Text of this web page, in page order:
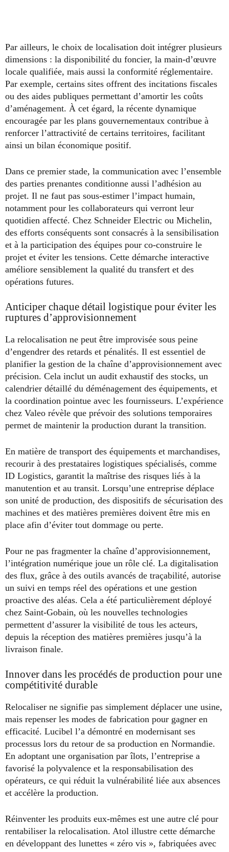
Par ailleurs, le choix de localisation doit intégrer plusieurs
dimensions : la disponibilité du foncier, la main-d’œuvre
locale qualifiée, mais aussi la conformité réglementaire.
Par exemple, certains sites offrent des incitations fiscales
ou des aides publiques permettant d’amortir les coûts
d’aménagement. À cet égard, la récente dynamique
encouragée par les plans gouvernementaux contribue à
renforcer l’attractivité de certains territoires, facilitant
ainsi un bilan économique positif.
Dans ce premier stade, la communication avec l’ensemble
des parties prenantes conditionne aussi l’adhésion au
projet. Il ne faut pas sous-estimer l’impact humain,
notamment pour les collaborateurs qui verront leur
quotidien affecté. Chez Schneider Electric ou Michelin,
des efforts conséquents sont consacrés à la sensibilisation
et à la participation des équipes pour co-construire le
projet et éviter les tensions. Cette démarche interactive
améliore sensiblement la qualité du transfert et des
opérations futures.
Anticiper chaque détail logistique pour éviter les
ruptures d’approvisionnement
La relocalisation ne peut être improvisée sous peine
d’engendrer des retards et pénalités. Il est essentiel de
planifier la gestion de la chaîne d’approvisionnement avec
précision. Cela inclut un audit exhaustif des stocks, un
calendrier détaillé du déménagement des équipements, et
la coordination pointue avec les fournisseurs. L’expérience
chez Valeo révèle que prévoir des solutions temporaires
permet de maintenir la production durant la transition.
En matière de transport des équipements et marchandises,
recourir à des prestataires logistiques spécialisés, comme
ID Logistics, garantit la maîtrise des risques liés à la
manutention et au transit. Lorsqu’une entreprise déplace
son unité de production, des dispositifs de sécurisation des
machines et des matières premières doivent être mis en
place afin d’éviter tout dommage ou perte.
Pour ne pas fragmenter la chaîne d’approvisionnement,
l’intégration numérique joue un rôle clé. La digitalisation
des flux, grâce à des outils avancés de traçabilité, autorise
un suivi en temps réel des opérations et une gestion
proactive des aléas. Cela a été particulièrement déployé
chez Saint-Gobain, où les nouvelles technologies
permettent d’assurer la visibilité de tous les acteurs,
depuis la réception des matières premières jusqu’à la
livraison finale.
Innover dans les procédés de production pour une
compétitivité durable
Relocaliser ne signifie pas simplement déplacer une usine,
mais repenser les modes de fabrication pour gagner en
efficacité. Lucibel l’a démontré en modernisant ses
processus lors du retour de sa production en Normandie.
En adoptant une organisation par îlots, l’entreprise a
favorisé la polyvalence et la responsabilisation des
opérateurs, ce qui réduit la vulnérabilité liée aux absences
et accélère la production.
Réinventer les produits eux-mêmes est une autre clé pour
rentabiliser la relocalisation. Atol illustre cette démarche
en développant des lunettes « zéro vis », fabriquées avec